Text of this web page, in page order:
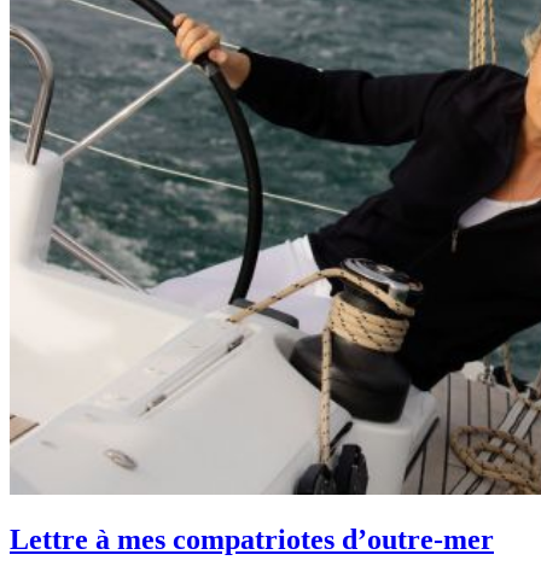
Lettre à mes compatriotes d’outre-mer